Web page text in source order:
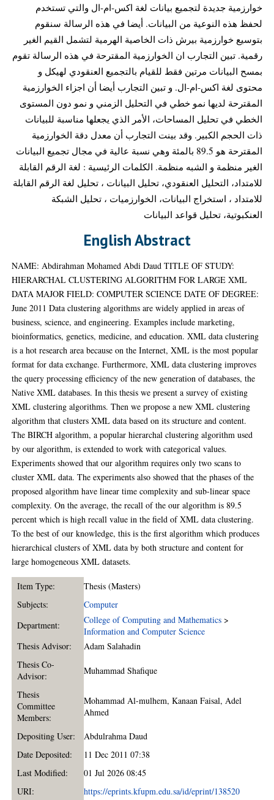
خوارزمية جديدة لتجميع بيانات لغة اكس-ام-ال والتي تستخدم
لحفظ هذه النوعية من البيانات. أيضا في هذه الرسالة سنقوم
بتوسيع خوارزمية بيرش ذات الخاصية الهرمية لتشمل القيم الغير
رقمية. تبين التجارب ان الخوارزمية المقترحة في هذه الرسالة تقوم
بمسح البيانات مرتين فقط للقيام بالتجميع العنقودي لهيكل و
محتوى لغة اكس-ام-ال. و تبين التجارب أيضا أن اجزاء الخوارزمية
المقترحة لديها نمو خطي في التحليل الزمني و نمو دون المستوى
الخطي في تحليل المساحات، الأمر الذي يجعلها مناسبة للبيانات
ذات الحجم الكبير. وقد بينت التجارب أن معدل دقة الخوارزمية
المقترحة هو 89.5 بالمئة وهي نسبة عالية في مجال تجميع البيانات
الغير منظمة و الشبه منظمة. الكلمات الرئيسية : لغة الرقم القابلة
للامتداد، التحليل العنقودي، تحليل البيانات ، تحليل لغة الرقم القابلة
للامتداد ، استخراج البيانات، الخوارزميات ، تحليل الشبكة
العنكبوتية، تحليل قواعد البيانات
English Abstract
NAME: Abdirahman Mohamed Abdi Daud TITLE OF STUDY:
HIERARCHAL CLUSTERING ALGORITHM FOR LARGE XML
DATA MAJOR FIELD: COMPUTER SCIENCE DATE OF DEGREE:
June 2011 Data clustering algorithms are widely applied in areas of
business, science, and engineering. Examples include marketing,
bioinformatics, genetics, medicine, and education. XML data clustering
is a hot research area because on the Internet, XML is the most popular
format for data exchange. Furthermore, XML data clustering improves
the query processing efficiency of the new generation of databases, the
Native XML databases. In this thesis we present a survey of existing
XML clustering algorithms. Then we propose a new XML clustering
algorithm that clusters XML data based on its structure and content.
The BIRCH algorithm, a popular hierarchal clustering algorithm used
by our algorithm, is extended to work with categorical values.
Experiments showed that our algorithm requires only two scans to
cluster XML data. The experiments also showed that the phases of the
proposed algorithm have linear time complexity and sub-linear space
complexity. On the average, the recall of the our algorithm is 89.5
percent which is high recall value in the field of XML data clustering.
To the best of our knowledge, this is the first algorithm which produces
hierarchical clusters of XML data by both structure and content for
large homogeneous XML datasets.
Item Type:
Thesis (Masters)
Subjects:
Computer
Department:
College of Computing and Mathematics >
Information and Computer Science
Thesis Advisor:
Adam Salahadin
Thesis Co-
Advisor:
Muhammad Shafique
Thesis
Committee
Members:
Mohammad Al-mulhem,Kanaan Faisal,Adel
Ahmed
Depositing User:
Abdulrahma Daud
Date Deposited:
11 Dec 2011 07:38
Last Modified:
01 Jul 2026 08:45
URI:
https://eprints.kfupm.edu.sa/id/eprint/138520